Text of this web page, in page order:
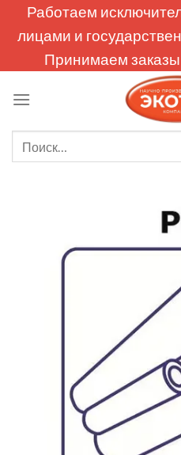
Работаем
лицами и
Принимаем